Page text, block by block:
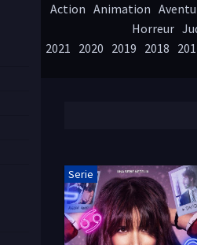
Serie
Action Animation
Horreur
2021 2020 2019 2018